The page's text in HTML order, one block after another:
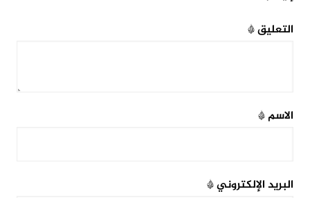
التعليق*
الاسم*
البريد الإلكتروني*